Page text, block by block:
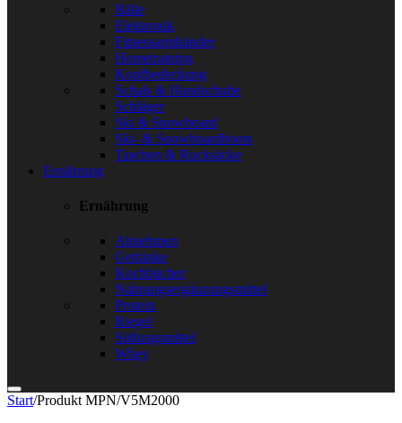
Bälle
Elektronik
Fitnessarmbänder
Hometraining
Kopfbedeckung
Schals & Handschuhe
Schläger
Ski & Snowboard
Ski- & Snowboardboots
Taschen & Rucksäcke
Ernährung
Ernährung
Abnehmen
Getränke
Kochbücher
Nahrungsergänzungsmittel
Protein
Riegel
Süßungsmittel
Whey
Start/Produkt MPN/V5M2000